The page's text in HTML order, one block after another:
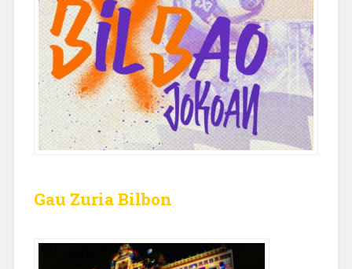
Gau Zuria Bilbon